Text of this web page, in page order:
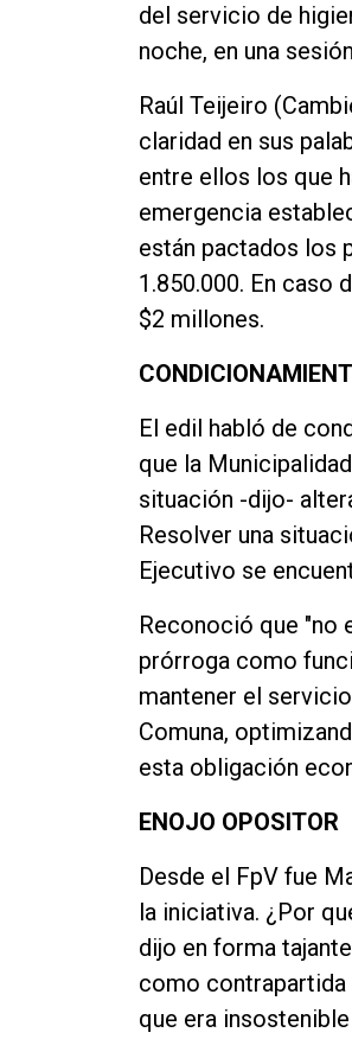
del servicio de
noche, en una
Raúl Teijeiro
claridad en sus
entre ellos los que
emergencia
están pactados los
1.850.000. En caso
$2 millones.
El edil habló de
que la
situación -dijo-
Resolver una
Ejecutivo se
Reconoció que "no
prórroga como
mantener el
Comuna,
esta obligación
ENOJO OPOSITOR
Desde el FpV fue
la iniciativa. ¿Por
dijo en forma
como contrapartida
que era